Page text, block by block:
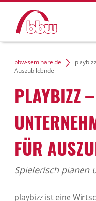
Weiterbildung
Förderungen
Projekte
Über uns
News Archiv
bbw-seminare.de
Auszubildende
PLAYBIZZ
FÜR
Spielerisch planen
playbizz ist eine